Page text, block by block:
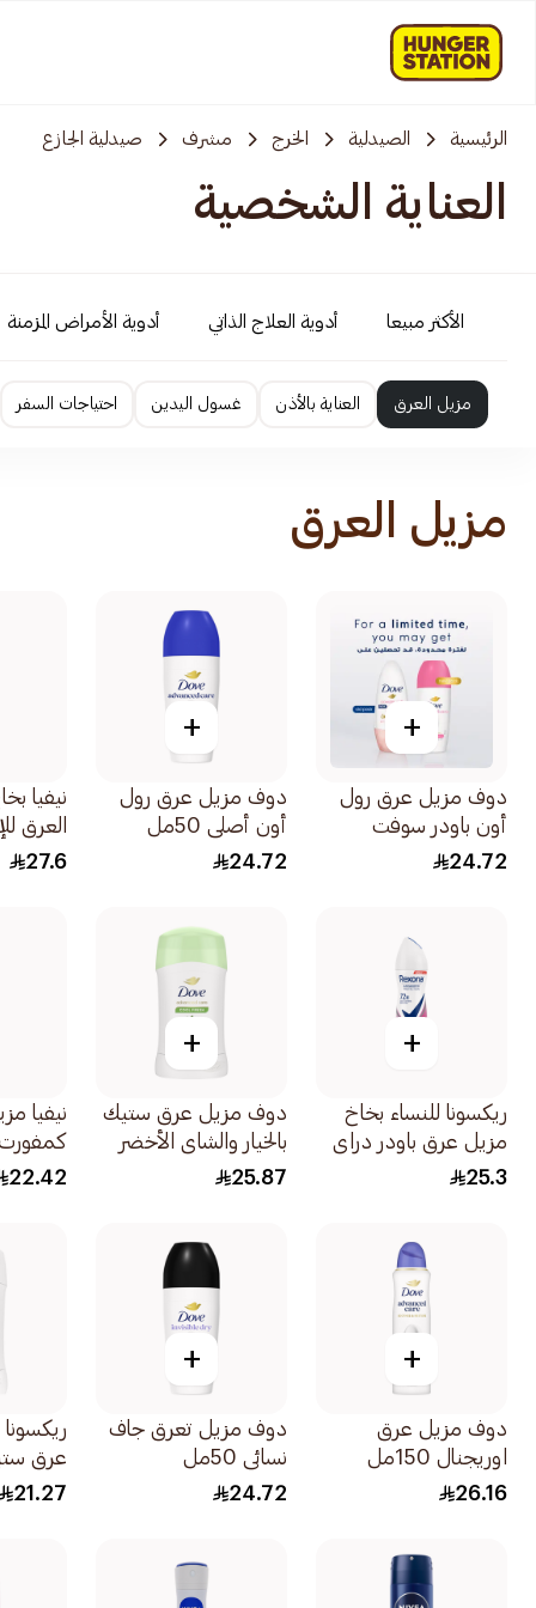
الرئيسية الصيدلية الخرج مشرف صيدلية الجازع
العناية الشخصية
الأكثر مبيعا أدوية العلاج الذاتي أدوية الأمراض المزمنة
مزيل العرق العناية بالأذن غسول اليدين احتياجات السفر
مزيل العرق
+
دوف مزيل عرق رول
أون باودر سوفت
50مل
24.72
+
دوف مزيل عرق رول
أون أصلي 50مل
24.72
نيفيا
العرق
150مل
27.6
+
ريكسونا للنساء بخاخ
مزيل عرق باودر دراي
150مل
25.3
+
دوف مزيل عرق ستيك
بالخيار والشاي الأخضر
40مل
25.87
نيفيا
كمفورت
22.42
+
دوف مزيل عرق
اوريجنال 150مل
26.16
+
دوف مزيل تعرق جاف
نسائي 50مل
24.72
عرق
40جرام
21.27